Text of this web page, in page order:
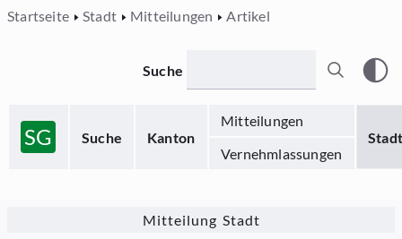
Startseite Stadt Mitteilungen Artikel
SG Suche Kanton
Mitteilungen
Stadt
Vernehmlassungen
Suche
Mitteilung Stadt